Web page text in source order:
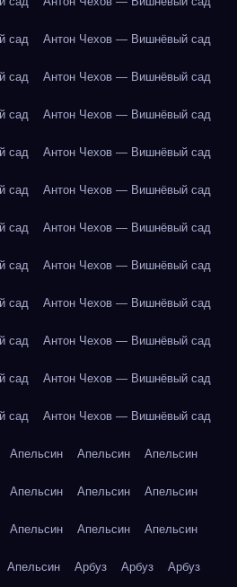
сад Антон Чехов — Вишнёвый сад
сад Антон Чехов — Вишнёвый сад
сад Антон Чехов — Вишнёвый сад
сад Антон Чехов — Вишнёвый сад
сад Антон Чехов — Вишнёвый сад
сад Антон Чехов — Вишнёвый сад
сад Антон Чехов — Вишнёвый сад
сад Антон Чехов — Вишнёвый сад
сад Антон Чехов — Вишнёвый сад
сад Антон Чехов — Вишнёвый сад
сад Антон Чехов — Вишнёвый сад
Апельсин Апельсин Апельсин
Апельсин Апельсин Апельсин
Апельсин Апельсин Апельсин
Апельсин Арбуз Арбуз Арбуз